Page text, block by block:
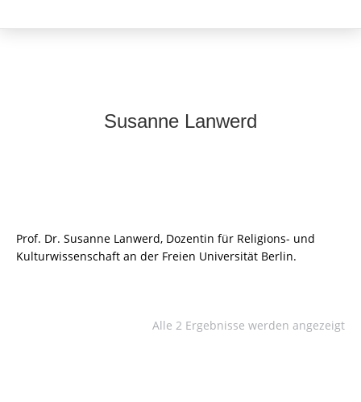
Susanne Lanwerd
Prof. Dr. Susanne Lanwerd, Dozentin für Religions- und
Kulturwissenschaft an der Freien Universität Berlin.
Alle 2 Ergebnisse werden angezeigt